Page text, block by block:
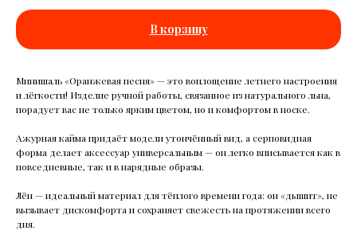
В корзину
Минишаль «Оранжевая песня» — это воплощение летнего настроения
и лёгкости! Изделие ручной работы, связанное из натурального льна,
порадует вас не только ярким цветом, но и комфортом в носке.
Ажурная кайма придаёт модели утончённый вид, а серповидная
форма делает аксессуар универсальным — он легко вписывается как в
повседневные, так и в нарядные образы.
Лён — идеальный материал для тёплого времени года: он «дышит», не
вызывает дискомфорта и сохраняет свежесть на протяжении всего
дня.